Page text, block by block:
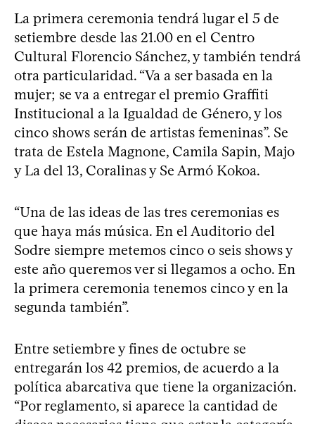
La primera ceremonia tendrá lugar el 5 de
setiembre desde las 21.00 en el Centro
Cultural Florencio Sánchez, y también tendrá
otra particularidad. “Va a ser basada en la
mujer; se va a entregar el premio Graffiti
Institucional a la Igualdad de Género, y los
cinco shows serán de artistas femeninas”. Se
trata de Estela Magnone, Camila Sapin, Majo
y La del 13, Coralinas y Se Armó Kokoa.
“Una de las ideas de las tres ceremonias es
que haya más música. En el Auditorio del
Sodre siempre metemos cinco o seis shows y
este año queremos ver si llegamos a ocho. En
la primera ceremonia tenemos cinco y en la
segunda también”.
Entre setiembre y fines de octubre se
entregarán los 42 premios, de acuerdo a la
política abarcativa que tiene la organización.
“Por reglamento, si aparece la cantidad de